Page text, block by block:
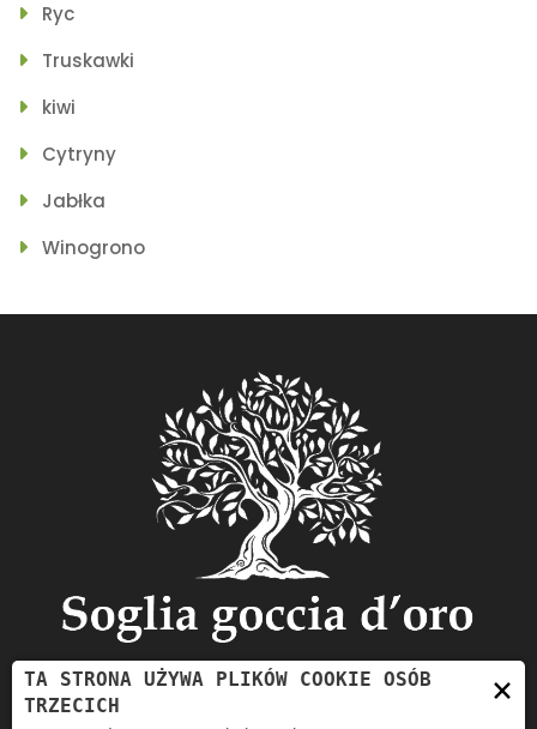
Ryc
Truskawki
kiwi
Cytryny
Jabłka
Winogrono
×
TA STRONA UŻYWA PLIKÓW COOKIE OSÓB
TRZECICH